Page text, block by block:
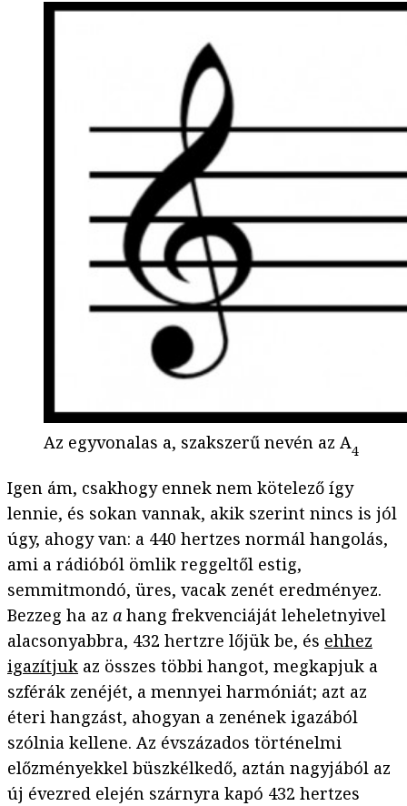
Az egyvonalas a, szakszerű nevén az A4
Igen ám, csakhogy ennek nem kötelező így
lennie, és sokan vannak, akik szerint nincs is jól
úgy, ahogy van: a 440 hertzes normál hangolás,
ami a rádióból ömlik reggeltől estig,
semmitmondó, üres, vacak zenét eredményez.
Bezzeg ha az a hang frekvenciáját leheletnyivel
alacsonyabbra, 432 hertzre lőjük be, és ehhez
igazítjuk az összes többi hangot, megkapjuk a
szférák zenéjét, a mennyei harmóniát; azt az
éteri hangzást, ahogyan a zenének igazából
szólnia kellene. Az évszázados történelmi
előzményekkel büszkélkedő, aztán nagyjából az
új évezred elején szárnyra kapó 432 hertzes